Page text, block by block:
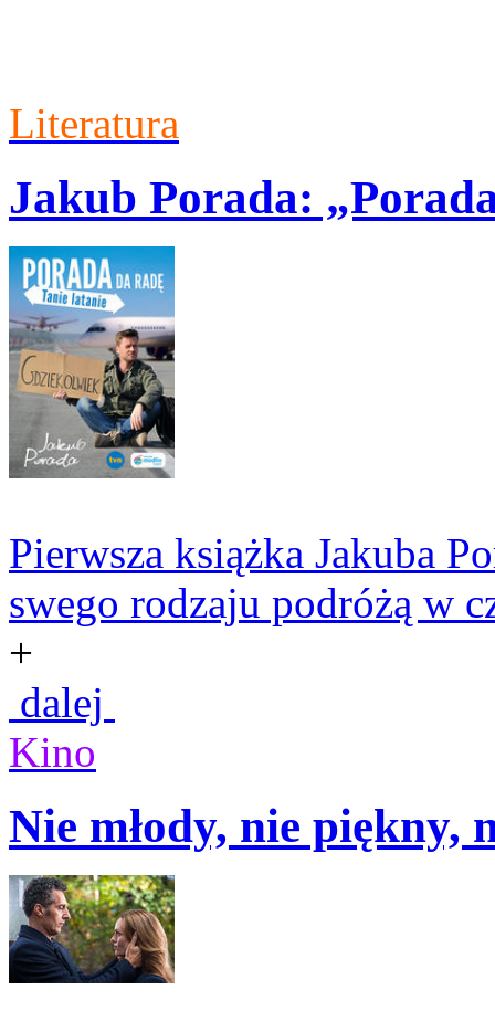
Literatura
Jakub Porada:
Pierwsza książka Jakuba
swego rodzaju podróżą w
+
dalej
Kino
Nie młody, nie piękny,